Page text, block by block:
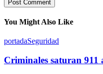
You Might Also Like
portadaSeguridad
Criminales saturan 911